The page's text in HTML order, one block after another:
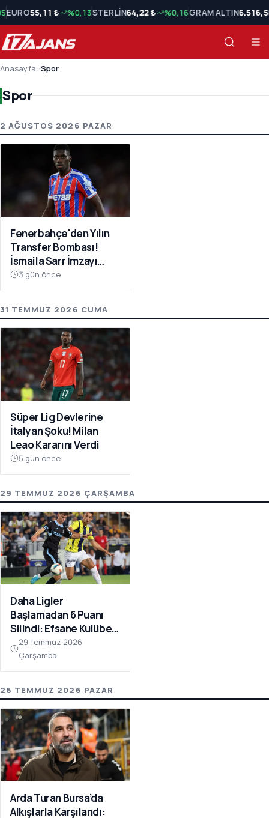
EURO55,11 ₺ %0,13STERLİN64,22 ₺ %0,16GRAM ALTIN
Anasayfa Spor
Spor
Spor Son Haberler
2 AĞUSTOS 2026 PAZAR
Fenerbahçe'den Yılın
Transfer Bombası!
İsmaila Sarr İmzayı
Atıyor
3 gün önce
31 TEMMUZ 2026 CUMA
Süper Lig Devlerine
İtalyan Şoku! Milan
Leao Kararını Verdi
5 gün önce
29 TEMMUZ 2026 ÇARŞAMBA
Daha Ligler
Başlamadan 6 Puanı
Silindi: Efsane Kulübe
FIFA Darbesi!
29 Temmuz 2026
Çarşamba
26 TEMMUZ 2026 PAZAR
Arda Turan Bursa’da
Alkışlarla Karşılandı: